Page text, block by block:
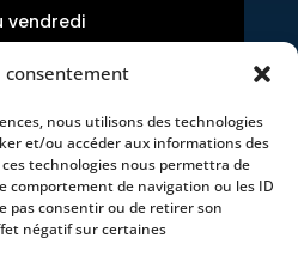
consentement
nous utilisons des technologies
et/ou accéder aux informations des
technologies nous permettra de
comportement de navigation ou les ID
pas consentir ou de retirer son
négatif sur certaines
vendredi
17h00